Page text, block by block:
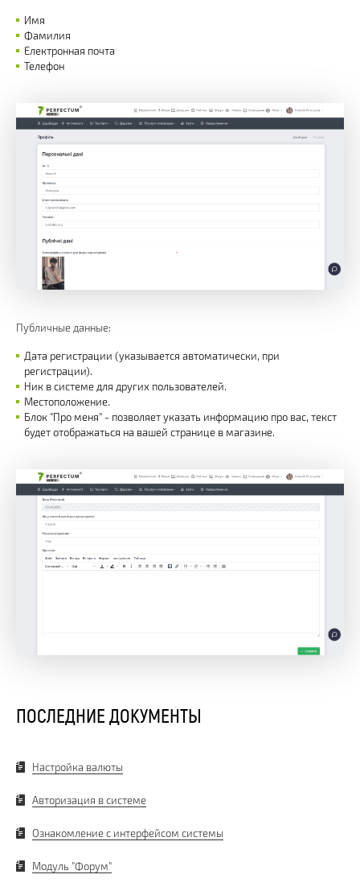
Имя
Фамилия
Електронная почта
Телефон
Публичные данные:
Дата регистрации (указывается автоматически, при
регистрации).
Ник в системе для других пользователей.
Местоположение.
Блок "Про меня" - позволяет указать информацию про вас, текст
будет отображаться на вашей странице в магазине.
ПОСЛЕДНИЕ ДОКУМЕНТЫ
Настройка валюты
Авторизация в системе
Ознакомление с интерфейсом системы
Модуль "Форум"